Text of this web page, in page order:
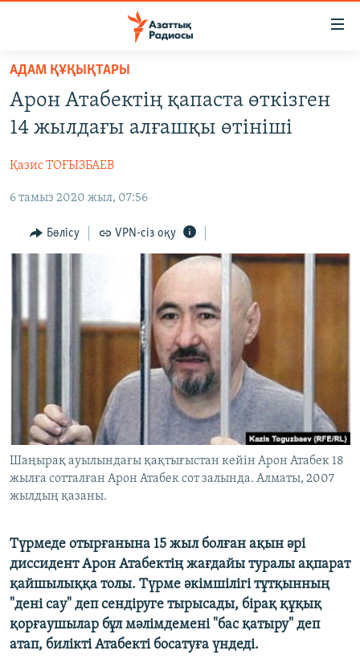
Skip
main
content
to
Navigation
Search
САЯСАТ
ҚАҢТАР ОҚИҒАСЫ
АДАМ ҚҰҚЫҚТАРЫ
ӘЛЕУМЕТ
Русский
Басқа тілдерде
АДАМ ҚҰҚЫҚТАРЫ
Арон Атабектің қапаста өткізген
14 жылдағы алғашқы өтініші
Қазис ТОҒЫЗБАЕВ
6 тамыз 2020 жыл, 07:56
Бөлісу VPN-сіз оқу
Шаңырақ ауылындағы қақтығыстан кейін Арон Атабек 18
жылға сотталған Арон Атабек сот залында. Алматы, 2007
жылдың қазаны.
Түрмеде отырғанына 15 жыл болған ақын әрі
диссидент Арон Атабектің жағдайы туралы ақпарат
қайшылыққа толы. Түрме әкімшілігі тұтқынның
"дені сау" деп сендіруге тырысады, бірақ құқық
қорғаушылар бұл мәлімдемені "бас қатыру" деп
атап, билікті Атабекті босатуға үндеді.